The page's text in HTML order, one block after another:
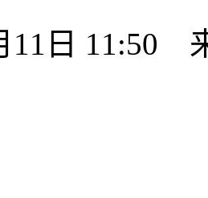
11日 11:50